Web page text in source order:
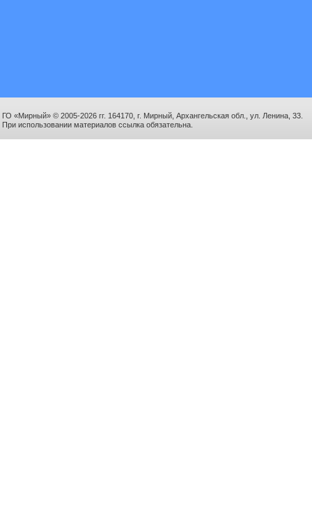
ГО «Мирный» © 2005-2026 гг. 164170, г. Мирный, Архангельская обл., ул. Ленина, 33.
При использовании материалов ссылка обязательна.